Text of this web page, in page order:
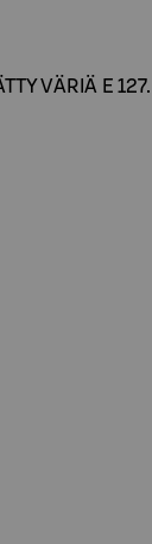
VÄRIÄ E 127.